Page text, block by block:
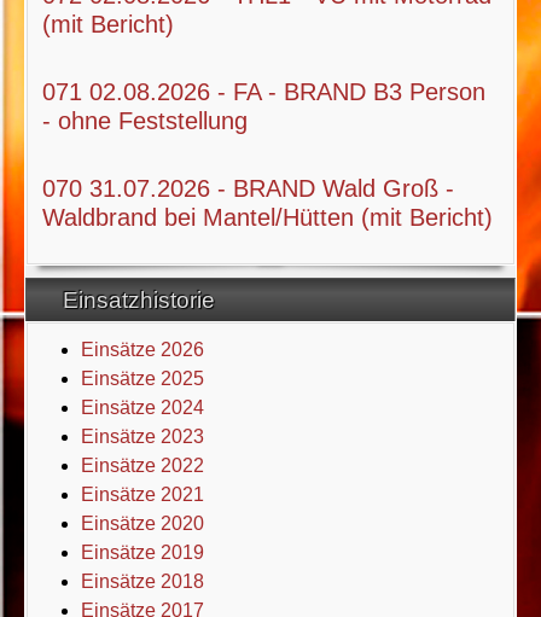
(mit Bericht)
071 02.08.2026 - FA - BRAND B3 Person
- ohne Feststellung
070 31.07.2026 - BRAND Wald Groß -
Waldbrand bei Mantel/Hütten (mit Bericht)
Einsatzhistorie
Einsätze 2026
Einsätze 2025
Einsätze 2024
Einsätze 2023
Einsätze 2022
Einsätze 2021
Einsätze 2020
Einsätze 2019
Einsätze 2018
Einsätze 2017